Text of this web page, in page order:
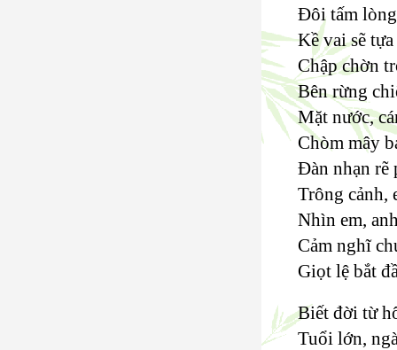
Đôi tấm
Kề vai sẽ
Chập chờn
Bên rừng
Mặt nước,
Chòm mây
Đàn nhạn rẽ
Trông cảnh,
Nhìn em,
Cảm nghĩ
Giọt lệ bắt
Biết đời từ
Tuổi lớn,